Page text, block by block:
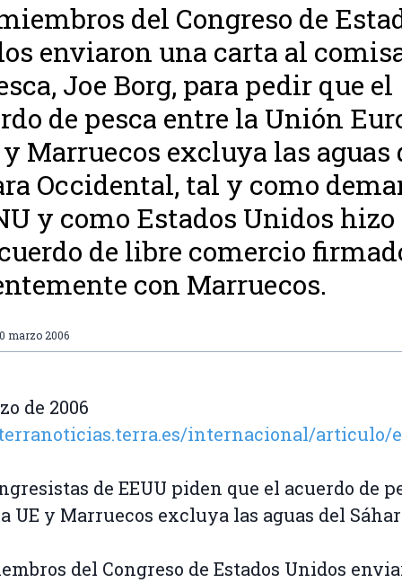
del Congreso de
enviaron una carta al
Joe Borg, para pedir que el
de pesca entre la Unión
Marruecos excluya las aguas
Occidental, tal y como
y como Estados Unidos hizo
de libre comercio
con Marruecos.
marzo 2006
de 2006
internacional/articulo/
de EEUU piden que el acuerdo de
UE y Marruecos excluya las aguas del
del Congreso de Estados Unidos